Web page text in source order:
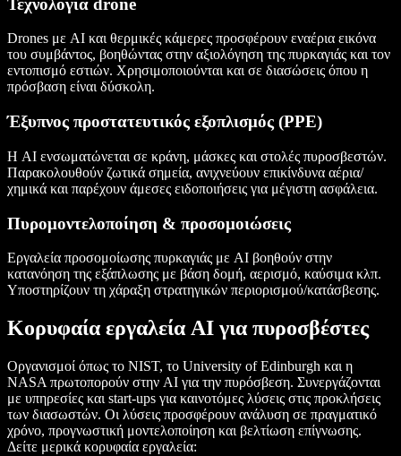
Τεχνολογία drone
Drones με AI και θερμικές κάμερες προσφέρουν εναέρια εικόνα
του συμβάντος, βοηθώντας στην αξιολόγηση της πυρκαγιάς και τον
εντοπισμό εστιών. Χρησιμοποιούνται και σε διασώσεις όπου η
πρόσβαση είναι δύσκολη.
Έξυπνος προστατευτικός εξοπλισμός (PPE)
Η AI ενσωματώνεται σε κράνη, μάσκες και στολές πυροσβεστών.
Παρακολουθούν ζωτικά σημεία, ανιχνεύουν επικίνδυνα αέρια/
χημικά και παρέχουν άμεσες ειδοποιήσεις για μέγιστη ασφάλεια.
Πυρομοντελοποίηση & προσομοιώσεις
Εργαλεία προσομοίωσης πυρκαγιάς με AI βοηθούν στην
κατανόηση της εξάπλωσης με βάση δομή, αερισμό, καύσιμα κλπ.
Υποστηρίζουν τη χάραξη στρατηγικών περιορισμού/κατάσβεσης.
Κορυφαία εργαλεία AI για πυροσβέστες
Οργανισμοί όπως το NIST, το University of Edinburgh και η
NASA πρωτοπορούν στην AI για την πυρόσβεση. Συνεργάζονται
με υπηρεσίες και start-ups για καινοτόμες λύσεις στις προκλήσεις
των διασωστών. Οι λύσεις προσφέρουν ανάλυση σε πραγματικό
χρόνο, προγνωστική μοντελοποίηση και βελτίωση επίγνωσης.
Δείτε μερικά κορυφαία εργαλεία: